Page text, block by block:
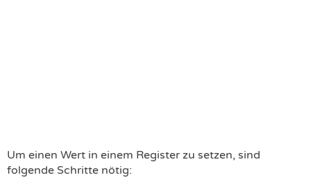
Um einen Wert in einem Register zu setzen, sind
folgende Schritte nötig: